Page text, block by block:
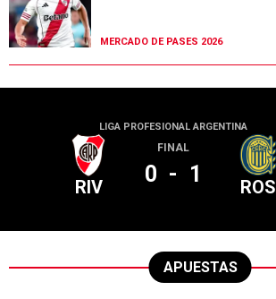
MERCADO DE PASES 2026
LIGA PROFESIONAL ARGENTINA
RIV
FINAL
0 - 1 ROS
APUESTAS